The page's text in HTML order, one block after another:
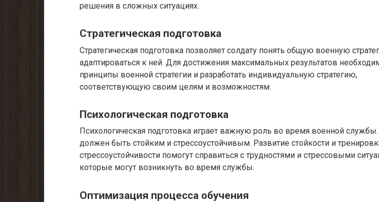
решения в сложных ситуациях.
Стратегическая подготовка
Стратегическая подготовка позволяет солдату понять общую военную
адаптироваться к ней. Для достижения максимальных результатов
принципы военной стратегии и разработать индивидуальную стратегию,
соответствующую своим целям и возможностям.
Психологическая подготовка
Психологическая подготовка играет важную роль во время военной
должен быть стойким и стрессоустойчивым. Развитие стойкости и
стрессоустойчивости помогут справиться с трудностями и стрессовыми
которые могут возникнуть во время службы.
Оптимизация процесса обучения